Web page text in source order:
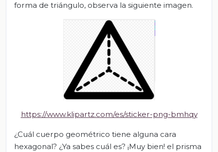
forma de triángulo, observa la siguiente imagen.
https://www.klipartz.com/es/sticker-png-bmhqy
¿Cuál cuerpo geométrico tiene alguna cara
hexagonal? ¿Ya sabes cuál es? ¡Muy bien! el prisma